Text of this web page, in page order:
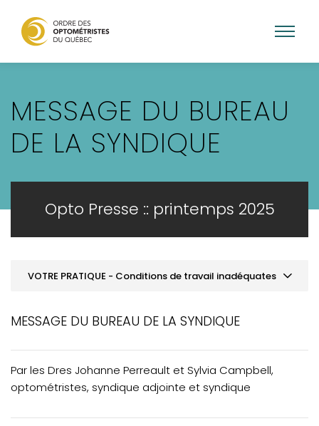
contenu
MESSAGE DU BUREAU
DE LA SYNDIQUE
Opto Presse :: printemps 2025
VOTRE PRATIQUE - Conditions de travail inadéquates
ACTUALITÉS - Enjeux actuels
ACTUALITÉS - Accès aux soins
MESSAGE DU BUREAU DE LA SYNDIQUE
Par les Dres Johanne Perreault et Sylvia Campbell,
optométristes, syndique adjointe et syndique